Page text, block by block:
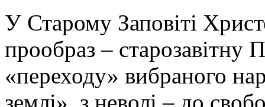
У Старому Заповіті
прообраз –
«переходу» вибраного
землі», з неволі – до